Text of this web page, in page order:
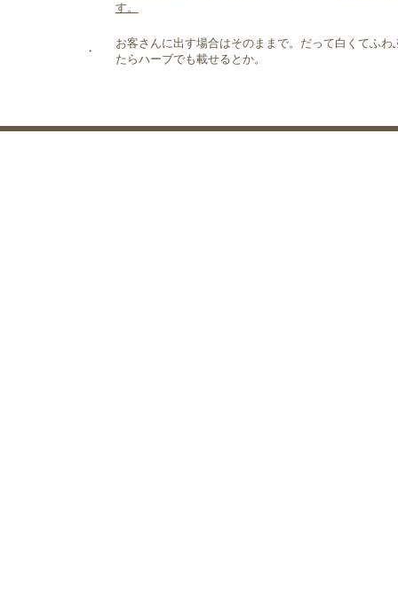
す。
・
お客さんに出す場合はそのままで。だって白くてふ
たらハーブでも載せるとか。